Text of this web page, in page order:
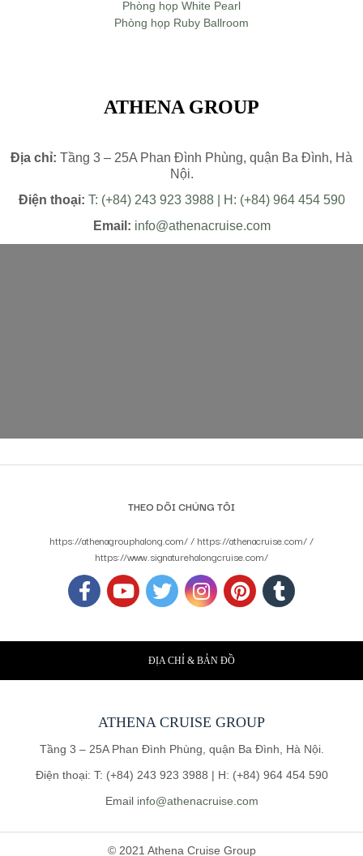
Phòng họp White Pearl
Phòng họp Ruby Ballroom
ATHENA GROUP
Địa chỉ: Tầng 3 – 25A Phan Đình Phùng, quận Ba Đình, Hà
Nội.
Điện thoại: T: (+84) 243 923 3988 | H: (+84) 964 454 590
Email: info@athenacruise.com
THEO DÕI CHÚNG TÔI
https://athenagrouphalong.com/ / https://athenacruise.com/ /
https://www.signaturehalongcruise.com/
ĐỊA CHỈ & BẢN ĐỒ
ATHENA CRUISE GROUP
Tầng 3 – 25A Phan Đình Phùng, quận Ba Đình, Hà Nội.
Điện thoại: T: (+84) 243 923 3988 | H: (+84) 964 454 590
Email info@athenacruise.com
© 2021 Athena Cruise Group